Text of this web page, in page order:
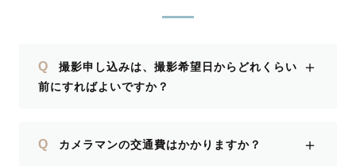
Q
撮影申し込みは、撮影希望日からどれくらい
前にすればよいですか？
＋
Q カメラマンの交通費はかかりますか？ ＋